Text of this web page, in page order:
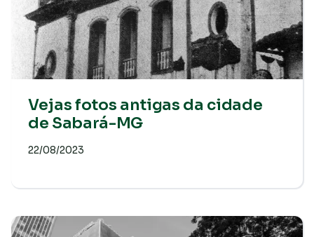
Vejas fotos antigas da cidade
de Sabará-MG
22/08/2023